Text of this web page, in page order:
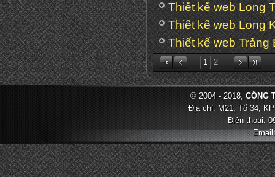
Thiết kế web Long
Thiết kế web Long
Thiết kế web Trảng
1 2
© 2004 - 2018, CÔNG
Địa chỉ: M21, Tổ 34,
Điện thoại: